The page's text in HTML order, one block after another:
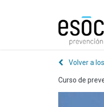
Volver a
Curso de